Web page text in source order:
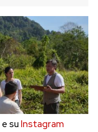
e su Instagram